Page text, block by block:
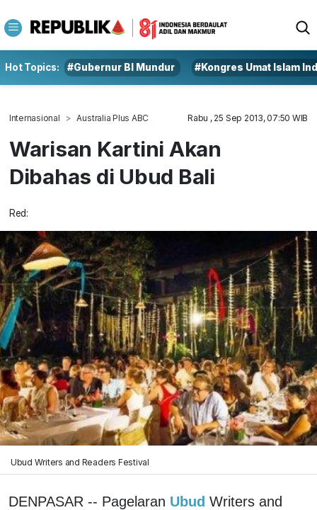
Hot Topics: #Gubernur BI Mundur #Kongres Umat Islam
Internasional Australia Plus ABC Rabu , 25 Sep 2013, 07:50 WIB
Warisan Kartini Akan
Dibahas di Ubud Bali
Red:
Ubud Writers and Readers Festival
DENPASAR -- Pagelaran Ubud Writers and